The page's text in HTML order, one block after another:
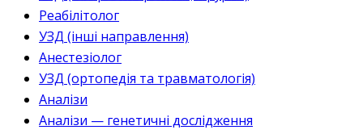
Реабілітолог
УЗД (інші направлення)
Анестезіолог
УЗД (ортопедія та травматологія)
Аналізи
Аналізи — генетичні дослідження